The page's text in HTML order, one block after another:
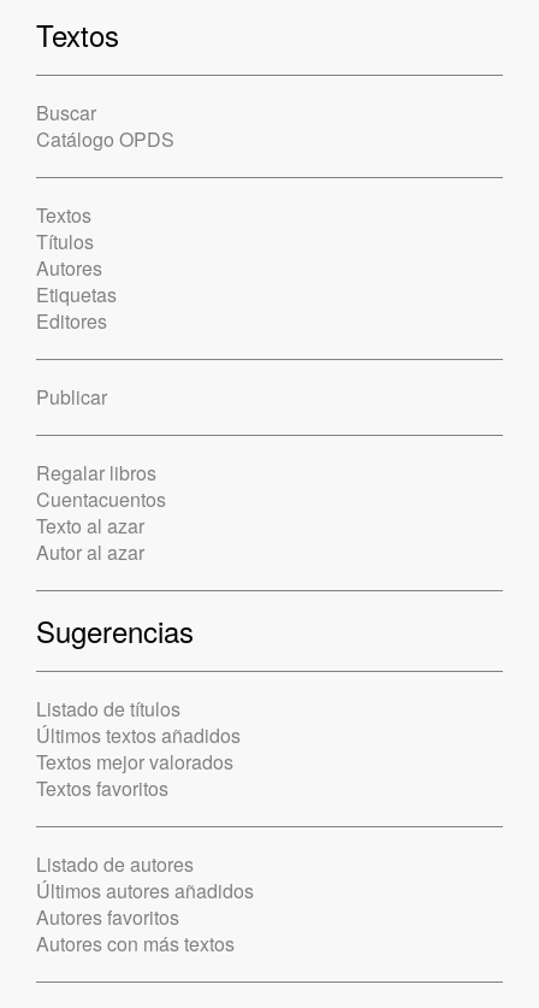
Textos
Buscar
Catálogo OPDS
Textos
Títulos
Autores
Etiquetas
Editores
Publicar
Regalar libros
Cuentacuentos
Texto al azar
Autor al azar
Sugerencias
Listado de títulos
Últimos textos añadidos
Textos mejor valorados
Textos favoritos
Listado de autores
Últimos autores añadidos
Autores favoritos
Autores con más textos